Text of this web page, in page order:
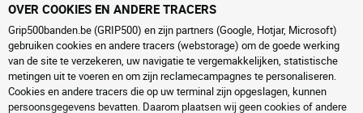
OVER COOKIES EN ANDERE TRACERS
Grip500banden.be (GRIP500) en zijn partners (Google, Hotjar, Microsoft)
gebruiken cookies en andere tracers (webstorage) om de goede werking
van de site te verzekeren, uw navigatie te vergemakkelijken, statistische
metingen uit te voeren en om zijn reclamecampagnes te personaliseren.
Cookies en andere tracers die op uw terminal zijn opgeslagen, kunnen
persoonsgegevens bevatten. Daarom plaatsen wij geen cookies of andere